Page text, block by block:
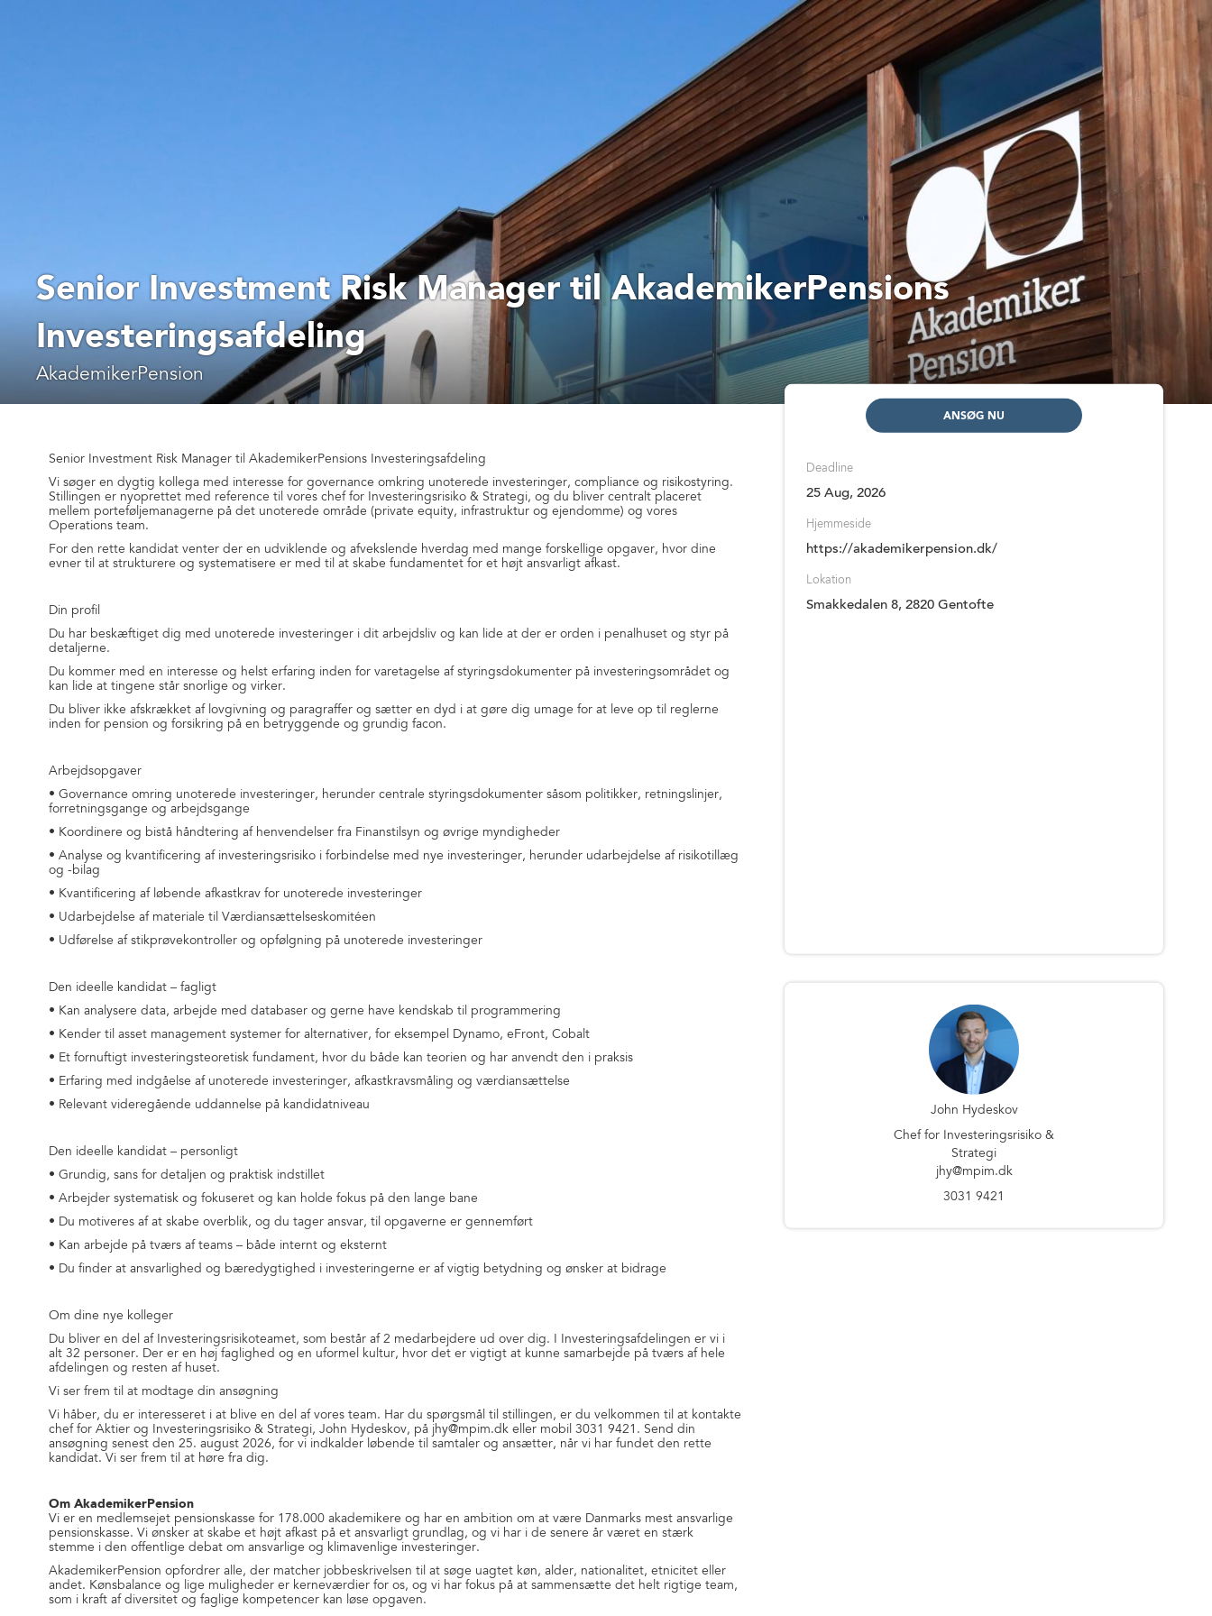
Senior Investment Risk Manager til AkademikerPensions
Investeringsafdeling
AkademikerPension
Senior Investment Risk Manager til AkademikerPensions Investeringsafdeling
Vi søger en dygtig kollega med interesse for governance omkring unoterede investeringer, compliance og risikostyring.
Stillingen er nyoprettet med reference til vores chef for Investeringsrisiko & Strategi, og du bliver centralt placeret
mellem porteføljemanagerne på det unoterede område (private equity, infrastruktur og ejendomme) og vores
Operations team.
For den rette kandidat venter der en udviklende og afvekslende hverdag med mange forskellige opgaver, hvor dine
evner til at strukturere og systematisere er med til at skabe fundamentet for et højt ansvarligt afkast.
Din profil
Du har beskæftiget dig med unoterede investeringer i dit arbejdsliv og kan lide at der er orden i penalhuset og styr på
detaljerne.
Du kommer med en interesse og helst erfaring inden for varetagelse af styringsdokumenter på investeringsområdet og
kan lide at tingene står snorlige og virker.
Du bliver ikke afskrækket af lovgivning og paragraffer og sætter en dyd i at gøre dig umage for at leve op til reglerne
inden for pension og forsikring på en betryggende og grundig facon.
Arbejdsopgaver
• Governance omring unoterede investeringer, herunder centrale styringsdokumenter såsom politikker, retningslinjer,
forretningsgange og arbejdsgange
• Koordinere og bistå håndtering af henvendelser fra Finanstilsyn og øvrige myndigheder
• Analyse og kvantificering af investeringsrisiko i forbindelse med nye investeringer, herunder udarbejdelse af risikotillæg
og -bilag
• Kvantificering af løbende afkastkrav for unoterede investeringer
• Udarbejdelse af materiale til Værdiansættelseskomitéen
• Udførelse af stikprøvekontroller og opfølgning på unoterede investeringer
Den ideelle kandidat – fagligt
• Kan analysere data, arbejde med databaser og gerne have kendskab til programmering
• Kender til asset management systemer for alternativer, for eksempel Dynamo, eFront, Cobalt
• Et fornuftigt investeringsteoretisk fundament, hvor du både kan teorien og har anvendt den i praksis
• Erfaring med indgåelse af unoterede investeringer, afkastkravsmåling og værdiansættelse
• Relevant videregående uddannelse på kandidatniveau
Den ideelle kandidat – personligt
• Grundig, sans for detaljen og praktisk indstillet
• Arbejder systematisk og fokuseret og kan holde fokus på den lange bane
• Du motiveres af at skabe overblik, og du tager ansvar, til opgaverne er gennemført
• Kan arbejde på tværs af teams – både internt og eksternt
• Du finder at ansvarlighed og bæredygtighed i investeringerne er af vigtig betydning og ønsker at bidrage
Om dine nye kolleger
Du bliver en del af Investeringsrisikoteamet, som består af 2 medarbejdere ud over dig. I Investeringsafdelingen er vi i
alt 32 personer. Der er en høj faglighed og en uformel kultur, hvor det er vigtigt at kunne samarbejde på tværs af hele
afdelingen og resten af huset.
Vi ser frem til at modtage din ansøgning
Vi håber, du er interesseret i at blive en del af vores team. Har du spørgsmål til stillingen, er du velkommen til at kontakte
chef for Aktier og Investeringsrisiko & Strategi, John Hydeskov, på jhy@mpim.dk eller mobil 3031 9421. Send din
ansøgning senest den 25. august 2026, for vi indkalder løbende til samtaler og ansætter, når vi har fundet den rette
kandidat. Vi ser frem til at høre fra dig.
Om AkademikerPension
Vi er en medlemsejet pensionskasse for 178.000 akademikere og har en ambition om at være Danmarks mest ansvarlige
pensionskasse. Vi ønsker at skabe et højt afkast på et ansvarligt grundlag, og vi har i de senere år været en stærk
stemme i den offentlige debat om ansvarlige og klimavenlige investeringer.
AkademikerPension opfordrer alle, der matcher jobbeskrivelsen til at søge uagtet køn, alder, nationalitet, etnicitet eller
andet. Kønsbalance og lige muligheder er kerneværdier for os, og vi har fokus på at sammensætte det helt rigtige team,
som i kraft af diversitet og faglige kompetencer kan løse opgaven.
ANSØG NU
Deadline
25 Aug, 2026
Hjemmeside
https://akademikerpension.dk/
Lokation
Smakkedalen 8, 2820 Gentofte
John Hydeskov
Chef for Investeringsrisiko &
Strategi
jhy@mpim.dk
3031 9421